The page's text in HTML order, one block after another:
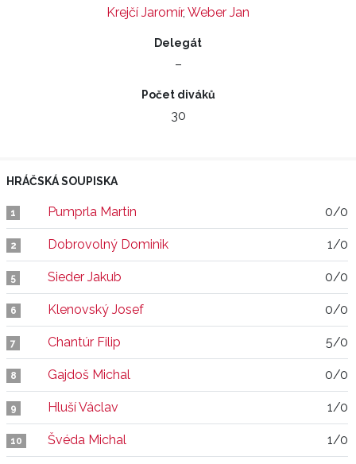
Krejčí Jaromír, Weber Jan
Delegát
–
Počet diváků
30
HRÁČSKÁ SOUPISKA
1 Pumprla Martin 0/0
2 Dobrovolný Dominik 1/0
5 Sieder Jakub 0/0
6 Klenovský Josef 0/0
7 Chantúr Filip 5/0
8 Gajdoš Michal 0/0
9 Hluší Václav 1/0
10 Švéda Michal 1/0